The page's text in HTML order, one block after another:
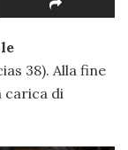
38). Alla fine
carica di